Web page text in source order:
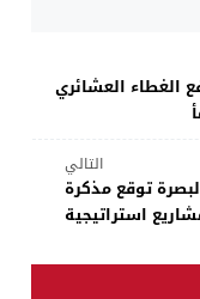
الغطاء العشائري
التالي
توقع مذكرة